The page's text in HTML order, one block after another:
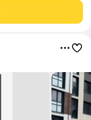
в скором времени